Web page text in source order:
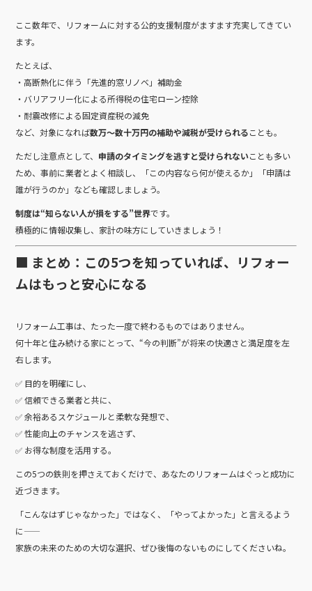
ここ数年で、リフォームに対する公的支援制度がますます充実してきてい
ます。
たとえば、
・高断熱化に伴う「先進的窓リノベ」補助金
・バリアフリー化による所得税の住宅ローン控除
・耐震改修による固定資産税の減免
など、対象になれば数万～数十万円の補助や減税が受けられることも。
ただし注意点として、 申請のタイミングを逃すと受けられないことも多い
ため、事前に業者とよく相談し、「この内容なら何が使えるか」「申請は
誰が行うのか」なども確認しましょう。
制度は“知らない人が損をする”世界です。
積極的に情報収集し、家計の味方にしていきましょう！
■ まとめ：この5つを知っていれば、リフォー
ムはもっと安心になる
リフォーム工事は、たった一度で終わるものではありません。
何十年と住み続ける家にとって、“今の判断”が将来の快適さと満足度を左
右します。
✅ 目的を明確にし、
✅ 信頼できる業者と共に、
✅ 余裕あるスケジュールと柔軟な発想で、
✅ 性能向上のチャンスを逃さず、
✅ お得な制度を活用する。
この5つの鉄則を押さえておくだけで、あなたのリフォームはぐっと成功に
近づきます。
「こんなはずじゃなかった」ではなく、「やってよかった」と言えるよう
に――
家族の未来のための大切な選択、ぜひ後悔のないものにしてくださいね。